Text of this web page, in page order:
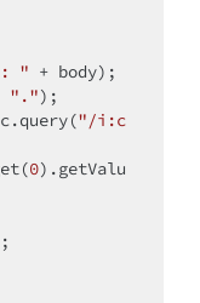
" + body);
".");
"/i:c
0).getValu